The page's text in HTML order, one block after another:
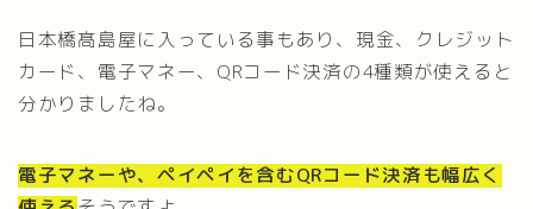
日本橋髙島屋に入っている事もあり、現金、クレジット
カード、電子マネー、QRコード決済の4種類が使えると
分かりましたね。
電子マネーや、ペイペイを含むQRコード決済も幅広く